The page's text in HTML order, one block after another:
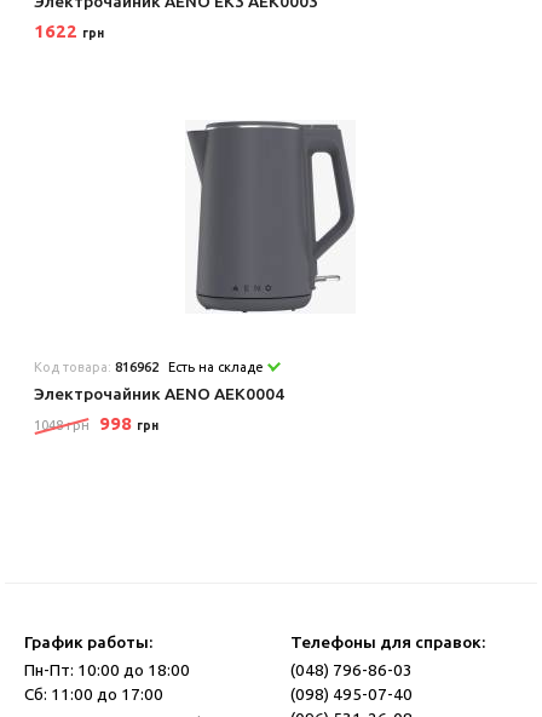
1622 грн
Код товара:816962 Есть на складе
Электрочайник AENO AEK0004
1048 грн 998 грн
График работы:
Пн-Пт: 10:00 до 18:00
Сб: 11:00 до 17:00
Телефоны для справок:
(048) 796-86-03
(098) 495-07-40